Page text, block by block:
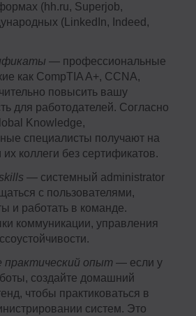
(hh.ru, Superjob,
(LinkedIn, Indeed,
— профессиональные
как CompTIA A+, CCNA,
повысить вашу
для работодателей. Согласно
Knowledge,
специалисты получают на
коллеги без сертификатов.
— системный administrator
с пользователями,
и работать в команде.
коммуникации, управления
опыт — если у
создайте домашний
чтобы практиковаться в
систем. Это